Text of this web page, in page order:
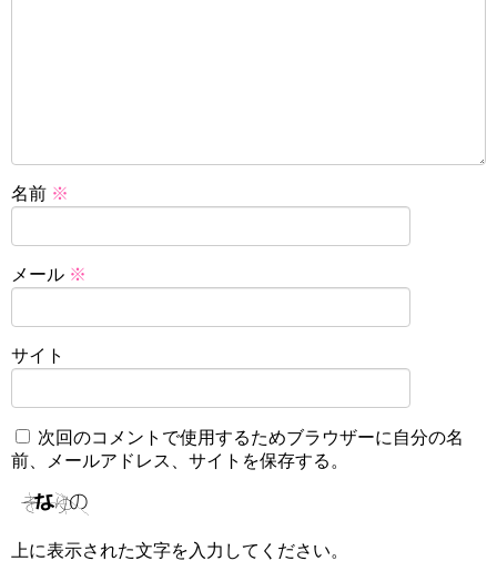
名前 ※
メール ※
サイト
次回のコメントで使用するためブラウザーに自分の名
前、メールアドレス、サイトを保存する。
上に表示された文字を入力してください。